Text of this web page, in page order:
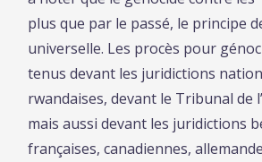
plus que par le passé, le principe
universelle. Les procès pour
tenus devant les juridictions
rwandaises, devant le Tribunal de
mais aussi devant les juridictions
françaises, canadiennes,